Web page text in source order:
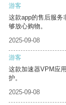
游客
这款app的售后服务
够放心购物。
2025-09-08
游客
这款加速器VPM应
护。
2025-09-08